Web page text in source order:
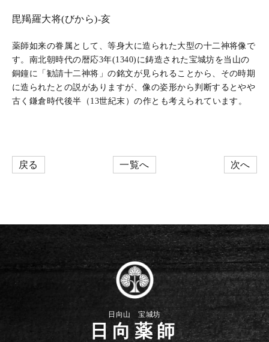
毘羯羅大将(びから)-亥
薬師如来の眷属として、等身大に造られた大型の十二神将像で
す。南北朝時代の暦応3年(1340)に鋳造された宝城坊を当山の
銅鐘に「勧請十二神将」の銘文が見られることから、その時期
に造られたとの説がありますが、像の姿形から判断するとやや
古く鎌倉時代後半（13世紀末）の作とも考えられています。
戻る 一覧へ 次へ
日向山 宝城坊
日向薬師